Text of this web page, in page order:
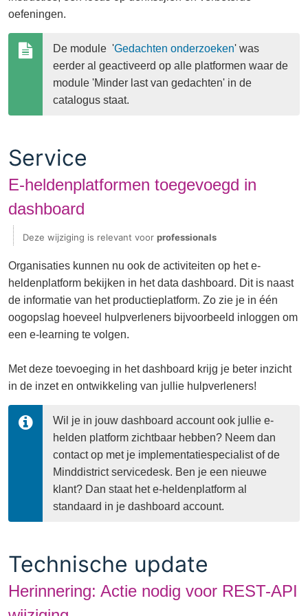
oefeningen.
De module  'Gedachten onderzoeken' was
eerder al geactiveerd op alle platformen waar de
module 'Minder last van gedachten' in de
catalogus staat.
Service
E-heldenplatformen toegevoegd in
dashboard
Deze wijziging is relevant voor professionals
Organisaties kunnen nu ook de activiteiten op het e-
heldenplatform bekijken in het data dashboard. Dit is naast
de informatie van het productieplatform. Zo zie je in één
oogopslag hoeveel hulpverleners bijvoorbeeld inloggen om
een e-learning te volgen.
Met deze toevoeging in het dashboard krijg je beter inzicht
in de inzet en ontwikkeling van jullie hulpverleners!
Wil je in jouw dashboard account ook jullie e-
helden platform zichtbaar hebben? Neem dan
contact op met je implementatiespecialist of de
Minddistrict servicedesk. Ben je een nieuwe
klant? Dan staat het e-heldenplatform al
standaard in je dashboard account.
Technische update
Herinnering: Actie nodig voor REST-API